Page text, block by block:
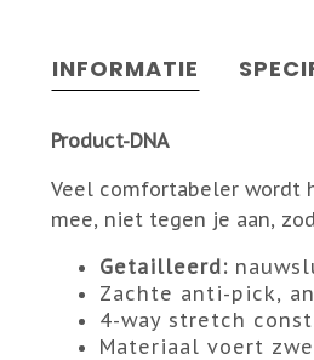
INFORMATIE
Product-DNA
Veel comfortabeler wordt
mee, niet tegen je aan,
Getailleerd:
Zachte anti-pick,
4-way stretch
Materiaal voert